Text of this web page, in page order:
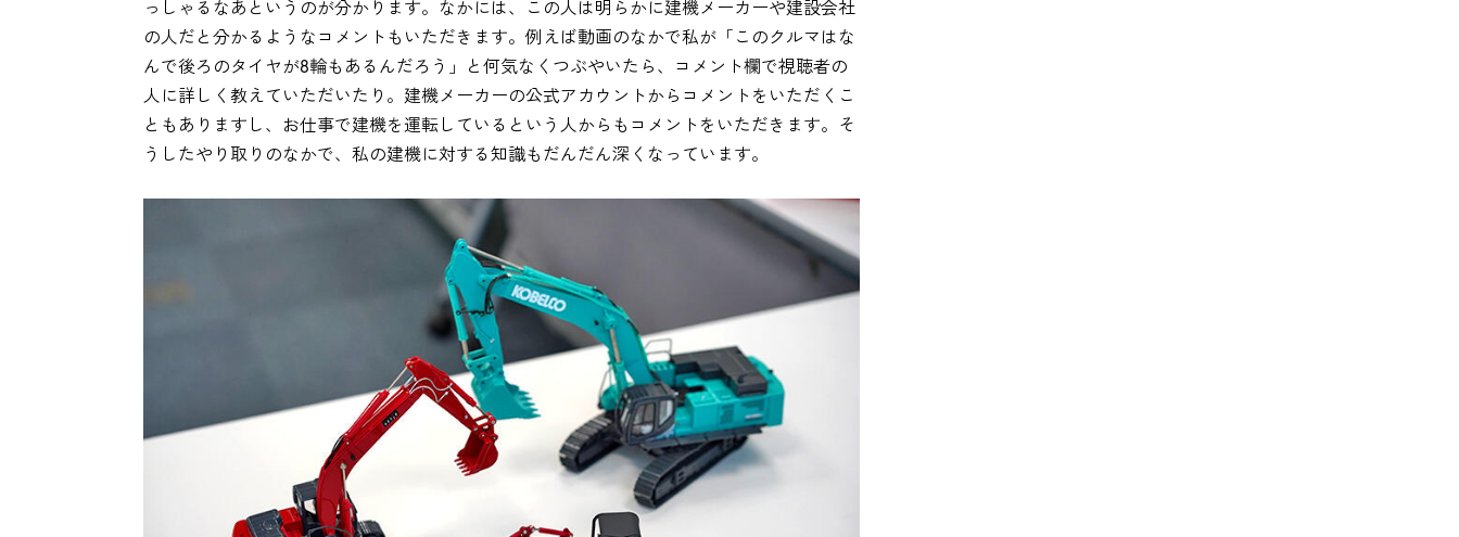
っしゃるなあというのが分かります。なかには、この人は明らかに建機メーカーや建設会社
の人だと分かるようなコメントもいただきます。例えば動画のなかで私が「このクルマはな
んで後ろのタイヤが8輪もあるんだろう」と何気なくつぶやいたら、コメント欄で視聴者の
人に詳しく教えていただいたり。建機メーカーの公式アカウントからコメントをいただくこ
ともありますし、お仕事で建機を運転しているという人からもコメントをいただきます。そ
うしたやり取りのなかで、私の建機に対する知識もだんだん深くなっています。